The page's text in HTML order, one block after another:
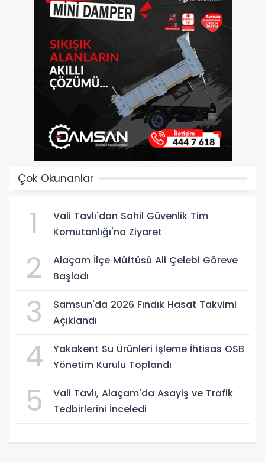
Çok Okunanlar
1
Vali Tavlı'dan Sahil Güvenlik Tim
Komutanlığı'na Ziyaret
2
Alaçam İlçe Müftüsü Ali Çelebi Göreve
Başladı
3
Samsun'da 2026 Fındık Hasat Takvimi
Açıklandı
4
Yakakent Su Ürünleri İşleme İhtisas OSB
Yönetim Kurulu Toplandı
5
Vali Tavlı, Alaçam'da Asayiş ve Trafik
Tedbirlerini İnceledi